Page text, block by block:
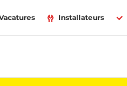
Installateurs